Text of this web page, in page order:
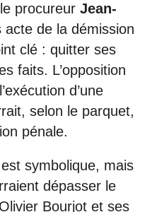
procureur Jean-
acte de la démission
clé : quitter ses
faits. L’opposition
d’une
selon le parquet,
pénale.
symbolique, mais
dépasser le
Bourjot et ses